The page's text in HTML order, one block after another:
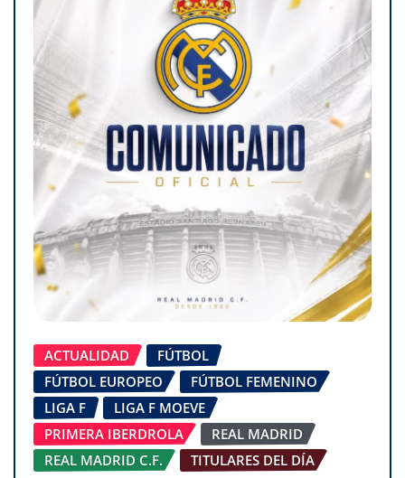
ACTUALIDAD
FÚTBOL
FÚTBOL EUROPEO
FÚTBOL FEMENINO
LIGA F
LIGA F MOEVE
PRIMERA IBERDROLA
REAL MADRID
REAL MADRID C.F.
TITULARES DEL DÍA